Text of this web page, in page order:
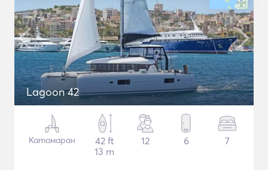
Lagoon 42
Катамаран
42 ft
13 m
12 6 7